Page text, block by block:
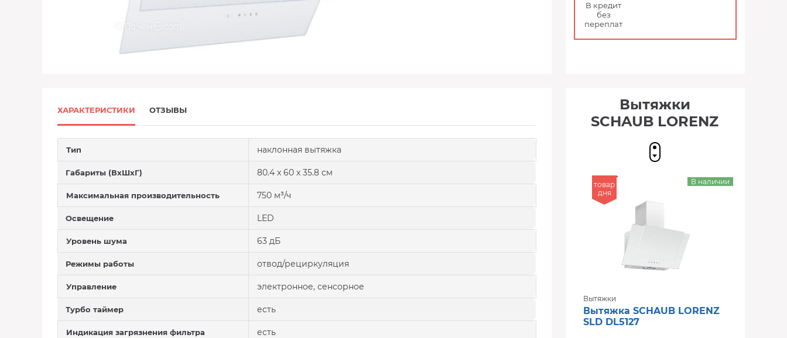
В кредит
без
переплат
ХАРАКТЕРИСТИКИ ОТЗЫВЫ
Тип наклонная вытяжка
Габариты (ВхШхГ) 80.4 x 60 x 35.8 см
Максимальная производительность 750 м³/ч
Освещение LED
Уровень шума 63 дБ
Режимы работы отвод/рециркуляция
Управление электронное, сенсорное
Турбо таймер есть
Индикация загрязнения фильтра есть
Вытяжки
SCHAUB LORENZ
товар
дня
Вытяжки
Вытяжка SCHAUB LORENZ
SLD DL5127
В наличии